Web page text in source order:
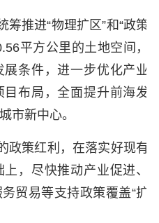
推进“物理扩区”和“政策
平方公里的土地空间，
条件，进一步优化产业
布局，全面提升前海发
市新中心。
政策红利，在落实好现有
，尽快推动产业促进、
贸易等支持政策覆盖“扩